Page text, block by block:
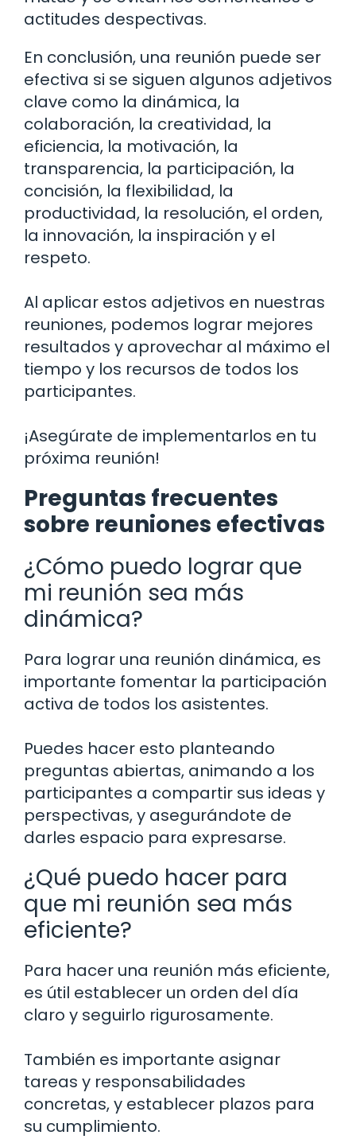
actitudes despectivas.
En conclusión, una reunión puede ser
efectiva si se siguen algunos adjetivos
clave como la dinámica, la
colaboración, la creatividad, la
eficiencia, la motivación, la
transparencia, la participación, la
concisión, la flexibilidad, la
productividad, la resolución, el orden,
la innovación, la inspiración y el
respeto.
Al aplicar estos adjetivos en nuestras
reuniones, podemos lograr mejores
resultados y aprovechar al máximo el
tiempo y los recursos de todos los
participantes.
¡Asegúrate de implementarlos en tu
próxima reunión!
Preguntas frecuentes
sobre reuniones efectivas
¿Cómo puedo lograr que
mi reunión sea más
dinámica?
Para lograr una reunión dinámica, es
importante fomentar la participación
activa de todos los asistentes.
Puedes hacer esto planteando
preguntas abiertas, animando a los
participantes a compartir sus ideas y
perspectivas, y asegurándote de
darles espacio para expresarse.
¿Qué puedo hacer para
que mi reunión sea más
eficiente?
Para hacer una reunión más eficiente,
es útil establecer un orden del día
claro y seguirlo rigurosamente.
También es importante asignar
tareas y responsabilidades
concretas, y establecer plazos para
su cumplimiento.